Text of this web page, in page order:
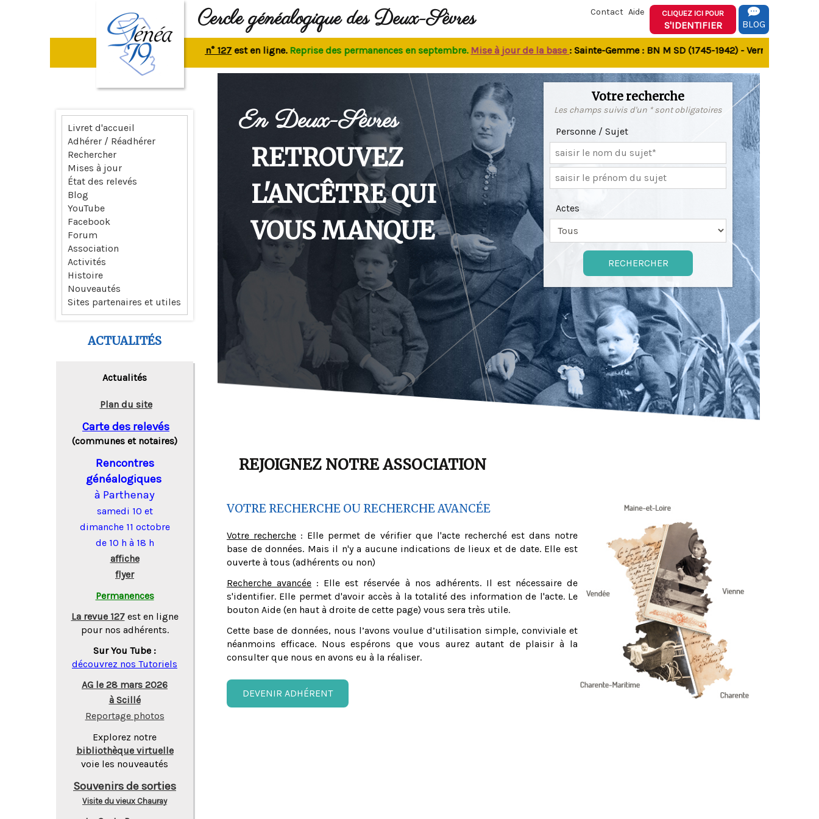
Cercle généalogique des Deux-Sèvres Contact Aide CLIQUEZ ICI POUR
S'IDENTIFIER BLOG
La revue n° 127est en ligne.Reprise des permanences en septembre.Mise à jour de la base: Sainte-Gemme : BN M SD (1745-1942) - Verrines-sous-
En Deux-Sèvres
RETROUVEZ
L'ANCÊTRE QUI
VOUS MANQUE
Votre recherche
Les champs suivis d'un * sont obligatoires
Personne / Sujet
Actes
REJOIGNEZ NOTRE ASSOCIATION
VOTRE RECHERCHE OU RECHERCHE AVANCÉE
Votre recherche : Elle permet de vérifier que l'acte recherché est dans notre
base de données. Mais il n'y a aucune indications de lieux et de date. Elle est
ouverte à tous (adhérents ou non)
Recherche avancée : Elle est réservée à nos adhérents. Il est nécessaire de
s'identifier. Elle permet d'avoir accès à la totalité des information de l'acte. Le
bouton Aide (en haut à droite de cette page) vous sera très utile.
Cette base de données, nous l’avons voulue d’utilisation simple, conviviale et
néanmoins efficace. Nous espérons que vous aurez autant de plaisir à la
consulter que nous en avons eu à la réaliser.
DEVENIR ADHÉRENT
Livret d'accueil
Adhérer / Réadhérer
Rechercher
Mises à jour
État des relevés
Blog
YouTube
Facebook
Forum
Association
Activités
Histoire
Nouveautés
Sites partenaires et utiles
ACTUALITÉS
Actualités
Plan du site
Carte des relevés
(communes et notaires)
Rencontres
généalogiques
à Parthenay
samedi 10 et
dimanche 11 octobre
de 10 h à 18 h
affiche
flyer
Permanences
La revue 127 est en ligne
pour nos adhérents.
Sur You Tube :
découvrez nos Tutoriels
AG le 28 mars 2026
à Scillé
Reportage photos
Explorez notre
bibliothèque virtuelle
voie les nouveautés
Souvenirs de sorties
Visite du vieux Chauray